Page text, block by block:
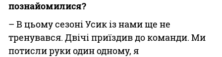
познайомилися?
– В цьому сезоні Усик із нами ще не
тренувався. Двічі приїздив до команди. Ми
потисли руки один одному, я